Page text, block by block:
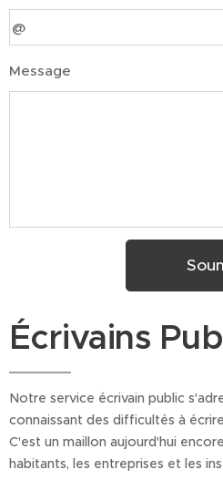
Message
Écrivains
Notre service écrivain public
connaissant des difficultés à
C'est un maillon aujourd'hui
habitants, les entreprises et les